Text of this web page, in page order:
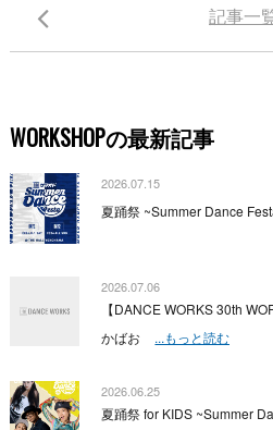
記事一
WORKSHOPの最新記事
2026.07.15
夏踊祭 ~Summer Dance
2026.07.06
【DANCE WORKS 30th
かばお
...もっと読む
2026.06.25
夏踊祭 for KIDS ~Summer